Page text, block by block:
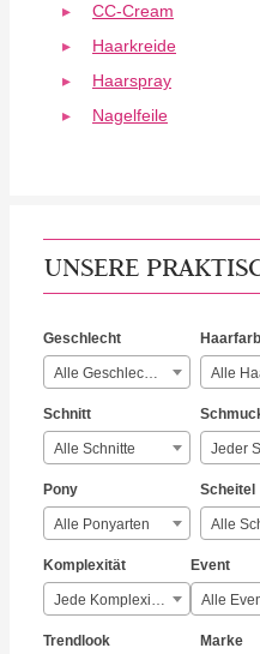
CC-Cream
Haarkreide
Haarspray
Nagelfeile
UNSERE
Geschlecht
Alle Geschlechter Alle
Schnitt
Alle Schnitte Jeder
Pony
Alle Ponyarten
Scheitel
Komplexität
Jede Komplexität
Event
Alle
Trendlook Marke